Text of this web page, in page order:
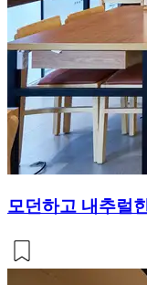
모던하고 내추럴